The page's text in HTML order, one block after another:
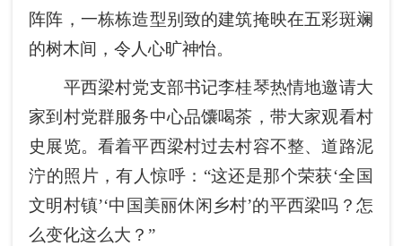
阵阵，一栋栋造型别致的建筑掩映在五彩斑斓
的树木间，令人心旷神怡。
平西梁村党支部书记李桂琴热情地邀请大
家到村党群服务中心品馕喝茶，带大家观看村
史展览。看着平西梁村过去村容不整、道路泥
泞的照片，有人惊呼：“这还是那个荣获‘全国
文明村镇’‘中国美丽休闲乡村’的平西梁吗？怎
么变化这么大？”